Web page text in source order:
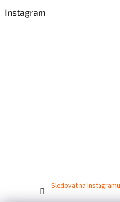
Instagram
Sledovat na Instagramu